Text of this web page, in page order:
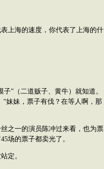
上海的速度，你代表了上海的什
”（二道贩子、黄牛）就知道。
“妹妹，票子有伐？在等人啊，那
之一的演员陈冲过来看，也为票
场的票子都卖光了。
定。